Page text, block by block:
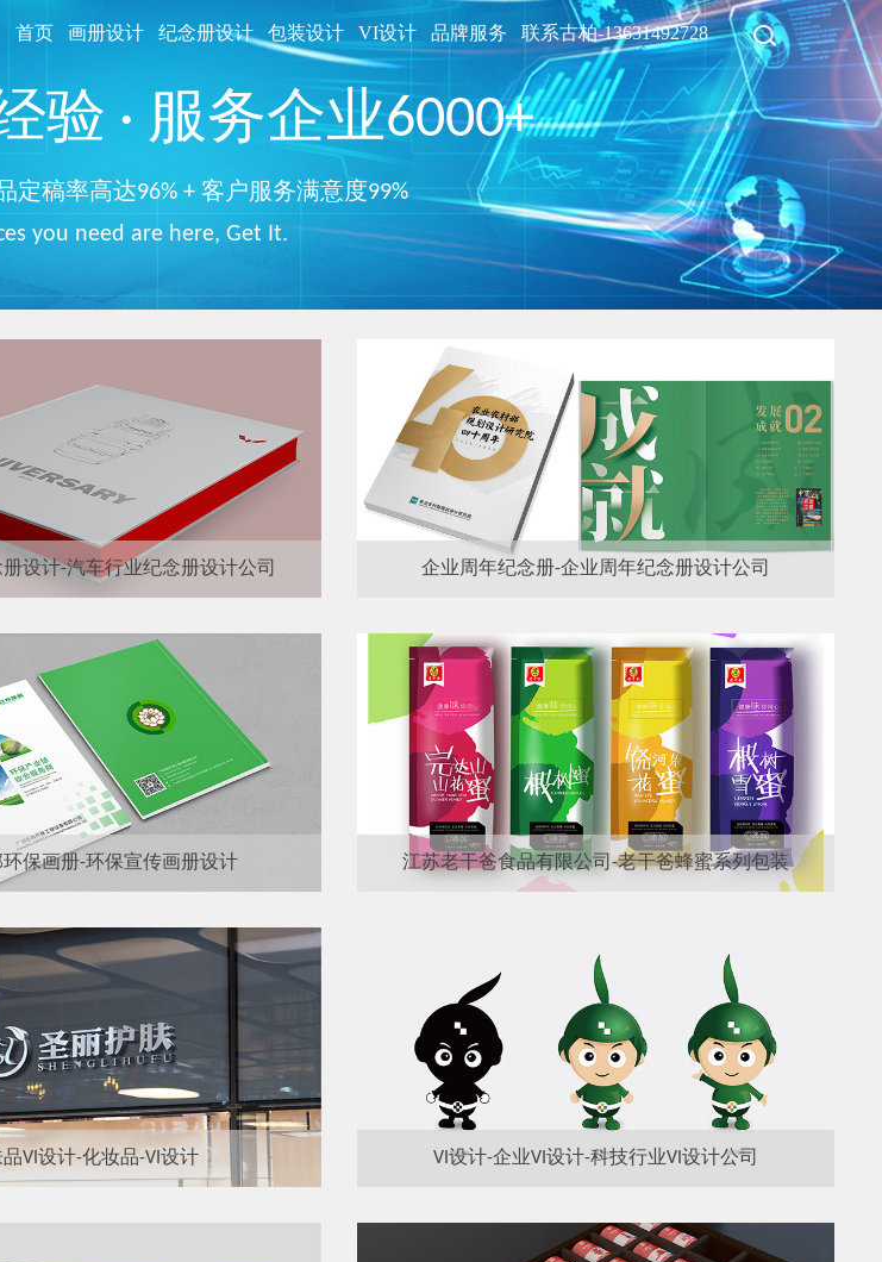
首页 画册设计 纪念册设计 包装设计 VI设计 品牌服务 联系古柏-13631492728
验 · 服务企业6000+
定稿率高达96% + 客户服务满意度99%
you need are here, Get It.
设计-汽车行业纪念册设计公司 企业周年纪念册-企业周年纪念册设计公司
保画册-环保宣传画册设计 江苏老干爸食品有限公司-老干爸蜂蜜系列包装
VI设计-化妆品-VI设计 VI设计-企业VI设计-科技行业VI设计公司